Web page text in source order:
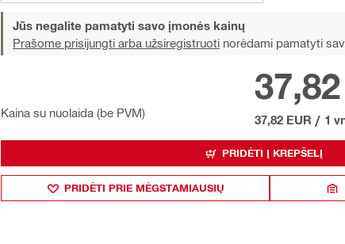
Jūs negalite pamatyti savo įmonės kainų
Prašome prisijungti arba užsiregistruoti norėdami pamatyti
Kaina su nuolaida (be PVM) 37,82 EUR / 1
PRIDĖTI Į KREPŠELĮ
PRIDĖTI PRIE MĖGSTAMIAUSIŲ